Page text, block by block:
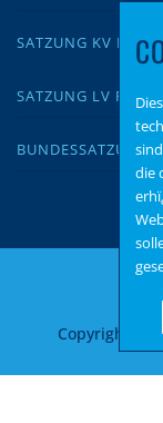
SATZUNG KV KUSEL
SATZUNG LV RLP
BUNDESSATZUNG
Copyright ©
die